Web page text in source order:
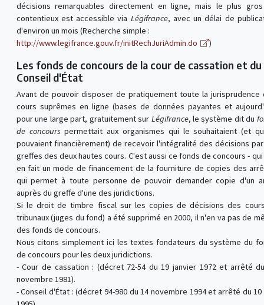
décisions remarquables directement en ligne, mais le plus
contentieux est accessible via Légifrance, avec un délai de
d'environ un mois (Recherche simple :
http://www.legifrance.gouv.fr/initRechJuriAdmin.do
)
Les fonds de concours de la cour de cassation et du
Conseil d'État
Avant de pouvoir disposer de pratiquement toute la jurisprudence
cours suprêmes en ligne (bases de données payantes et
pour une large part, gratuitement sur Légifrance, le système dit du
de concours permettait aux organismes qui le souhaitaient (et
pouvaient financièrement) de recevoir l'intégralité des décisions
greffes des deux hautes cours. C'est aussi ce fonds de concours -
en fait un mode de financement de la fourniture de copies des
qui permet à toute personne de pouvoir demander copie d'un
auprès du greffe d'une des juridictions.
Si le droit de timbre fiscal sur les copies de décisions des
tribunaux (juges du fond) a été supprimé en 2000, il n'en va pas de
des fonds de concours.
Nous citons simplement ici les textes fondateurs du système du
de concours pour les deux juridictions.
- Cour de cassation : (décret 72-54 du 19 janvier 1972 et arrêté
novembre 1981).
- Conseil d'État : (décret 94-980 du 14 novembre 1994 et arrêté du 10